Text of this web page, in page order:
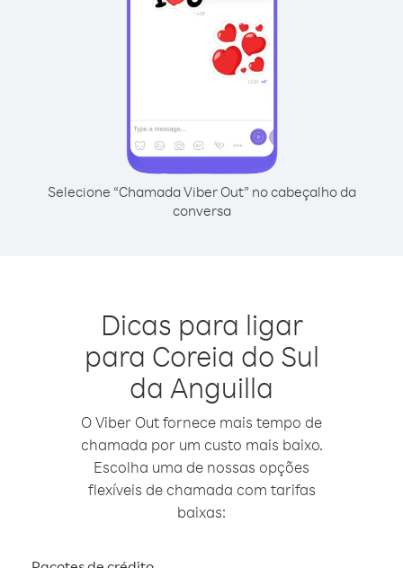
Selecione “Chamada Viber Out” no cabeçalho da
conversa
Dicas para ligar
para Coreia do Sul
da Anguilla
O Viber Out fornece mais tempo de
chamada por um custo mais baixo.
Escolha uma de nossas opções
flexíveis de chamada com tarifas
baixas: